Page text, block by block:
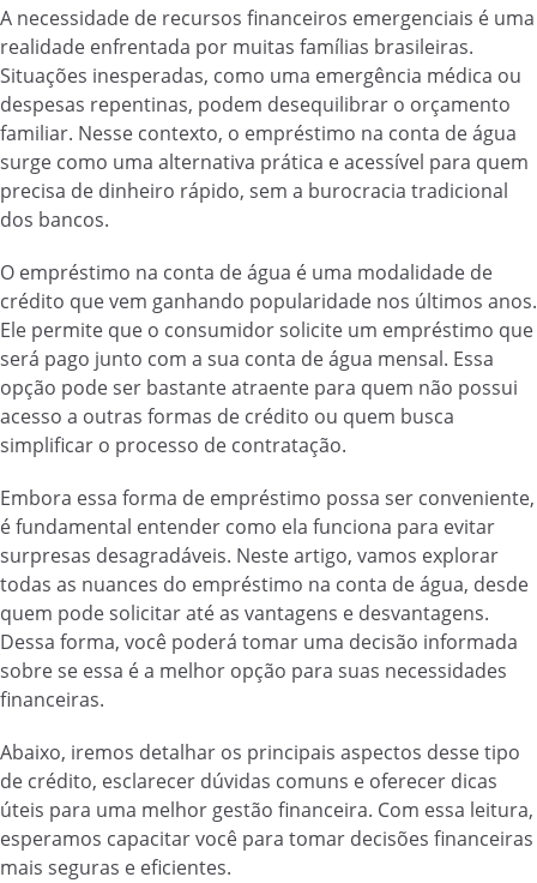
A necessidade de recursos financeiros emergenciais é uma
realidade enfrentada por muitas famílias brasileiras.
Situações inesperadas, como uma emergência médica ou
despesas repentinas, podem desequilibrar o orçamento
familiar. Nesse contexto, o empréstimo na conta de água
surge como uma alternativa prática e acessível para quem
precisa de dinheiro rápido, sem a burocracia tradicional
dos bancos.
O empréstimo na conta de água é uma modalidade de
crédito que vem ganhando popularidade nos últimos anos.
Ele permite que o consumidor solicite um empréstimo que
será pago junto com a sua conta de água mensal. Essa
opção pode ser bastante atraente para quem não possui
acesso a outras formas de crédito ou quem busca
simplificar o processo de contratação.
Embora essa forma de empréstimo possa ser conveniente,
é fundamental entender como ela funciona para evitar
surpresas desagradáveis. Neste artigo, vamos explorar
todas as nuances do empréstimo na conta de água, desde
quem pode solicitar até as vantagens e desvantagens.
Dessa forma, você poderá tomar uma decisão informada
sobre se essa é a melhor opção para suas necessidades
financeiras.
Abaixo, iremos detalhar os principais aspectos desse tipo
de crédito, esclarecer dúvidas comuns e oferecer dicas
úteis para uma melhor gestão financeira. Com essa leitura,
esperamos capacitar você para tomar decisões financeiras
mais seguras e eficientes.